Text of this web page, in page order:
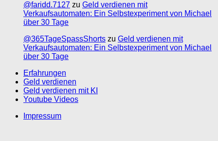
@faridd.7127 zu Geld verdienen mit
Verkaufsautomaten: Ein Selbstexperiment von Michael
über 30 Tage
@365TageSpassShorts zu Geld verdienen mit
Verkaufsautomaten: Ein Selbstexperiment von Michael
über 30 Tage
Erfahrungen
Geld verdienen
Geld verdienen mit KI
Youtube Videos
Impressum